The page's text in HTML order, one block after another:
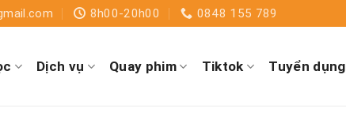
8h00-20h00 0848 155 789
Dịch vụ Quay phim Tiktok Tuyển dụng